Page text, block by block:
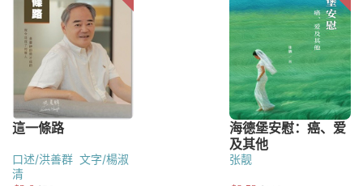
口述/洪善群 文字/楊淑
清
张靓